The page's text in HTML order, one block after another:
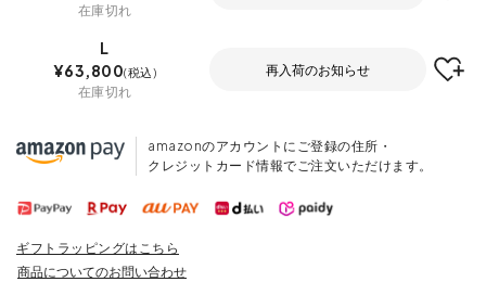
在庫切れ
L
¥63,800 税込
在庫切れ
再入荷のお知らせ
amazonのアカウントにご登録の住所・
クレジットカード情報でご注文いただけます。
ギフトラッピングはこちら
商品についてのお問い合わせ